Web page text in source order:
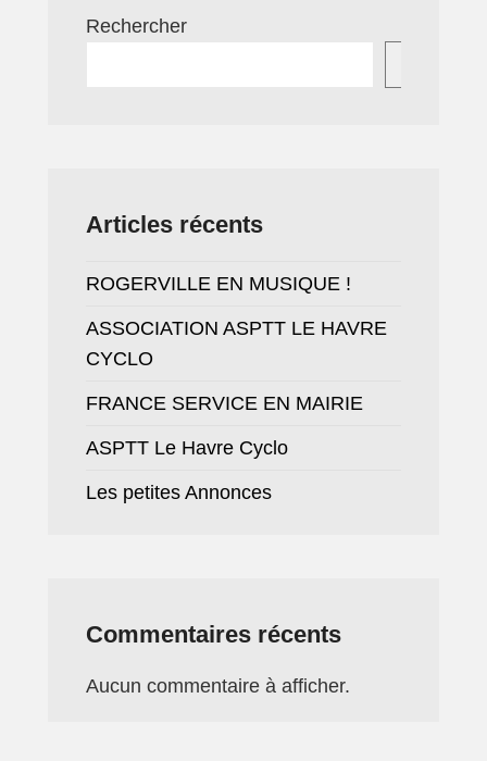
Les horaires de tonte
La Garderie municipale
Liste des assistantes maternelles
Rechercher
Articles récents
ROGERVILLE EN MUSIQUE !
ASSOCIATION ASPTT LE HAVRE
CYCLO
FRANCE SERVICE EN MAIRIE
ASPTT Le Havre Cyclo
Les petites Annonces
Commentaires récents
Aucun commentaire à afficher.